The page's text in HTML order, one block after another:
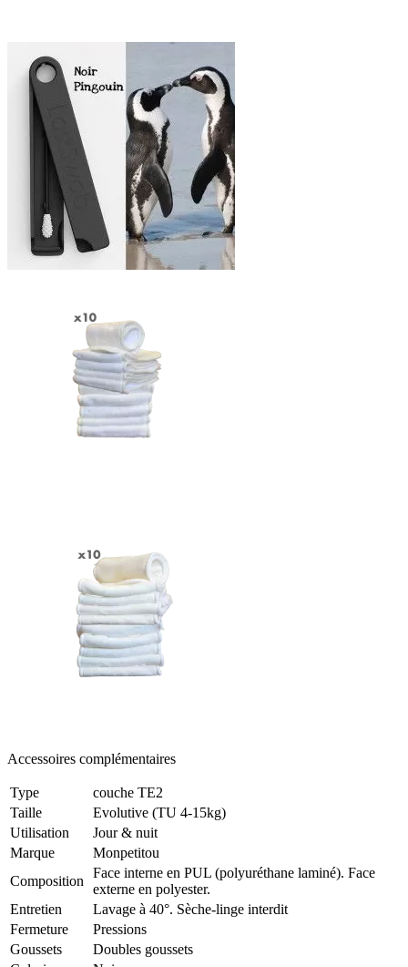
Accessoires complémentaires
Type
couche TE2
Taille
Evolutive (TU 4-15kg)
Utilisation
Jour & nuit
Marque
Monpetitou
Composition
Face interne en PUL (polyuréthane laminé). Face
externe en polyester.
Entretien
Lavage à 40°. Sèche-linge interdit
Fermeture
Pressions
Goussets
Doubles goussets